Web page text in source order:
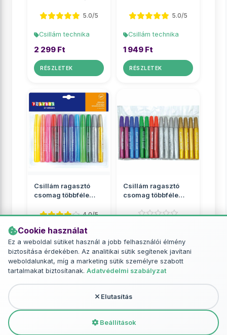
Cookie használat
Ez a weboldal sütiket használ a jobb felhasználói élmény
biztosítása érdekében. Az analitikai sütik segítenek javítani
weboldalunkat, míg a marketing sütik személyre szabott
tartalmakat biztosítanak. Adatvédelmi szabályzat
Elutasítás
Beállítások
5.0/5
Csillám technika
2 299 Ft
RÉSZLETEK
5.0/5
Csillám technika
1 949 Ft
RÉSZLETEK
Csillám ragasztó
csomag többféle
4.0/5
Csillám technika
1 449 Ft
RÉSZLETEK
Csillám ragasztó
csomag többféle
1 929 Ft
RÉSZLETEK
További termékek - Csillám technika